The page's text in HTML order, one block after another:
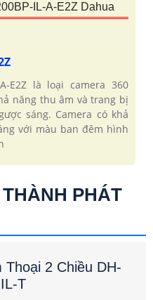
IL-A-E2Z Dahua
A-E2Z là loại camera 360
năng thu âm và trang bị
sáng. Camera có khả
với màu ban đêm hình
PHÁT
2 Chiều DH-
T